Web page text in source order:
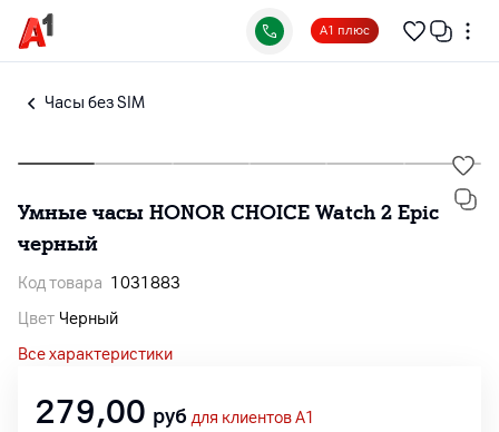
А1 плюс
Часы без SIM
Умные часы HONOR CHOICE Watch 2 Epic
черный
Код товара 1031883
Цвет Черный
Все характеристики
279,00 руб для клиентов A1